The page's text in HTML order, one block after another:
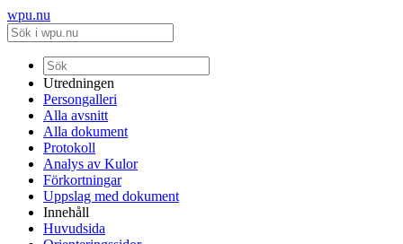
wpu.nu
Utredningen
Persongalleri
Alla avsnitt
Alla dokument
Protokoll
Analys av Kulor
Förkortningar
Uppslag med dokument
Innehåll
Huvudsida